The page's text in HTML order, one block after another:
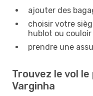
ajouter des
choisir votre
hublot ou couloir
prendre une
Trouvez le vol
Varginha